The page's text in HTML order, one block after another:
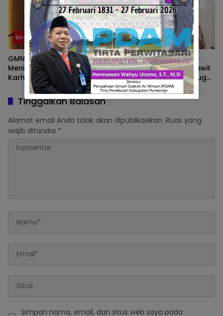
Berita
GMNI Sumsel Soroti
Meningkatnya Zona Merah
Karhutla, Desak
Pemerintah Perkuat
Mitigasi dan Penegakan
Hukum
Berita
Wakil Ketua DPRD PALI
Soroti Pabrik Kelapa Sawit
di Talang Ubi yang Diduga
Beroperasi Tanpa AMDAL
Tinggalkan Balasan
Alamat email Anda tidak akan dipublikasikan. Ruas yang
wajib ditandai *
Simpan nama, email, dan situs web saya pada